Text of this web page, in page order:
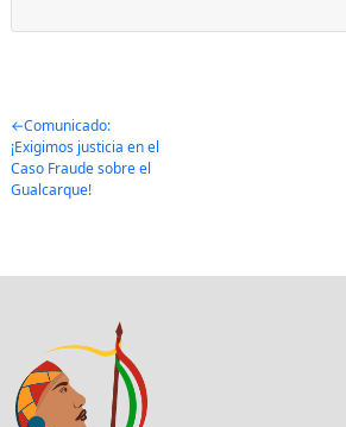
Post
navigation
Comunicado:
¡Exigimos justicia en el
Caso Fraude sobre el
Gualcarque!